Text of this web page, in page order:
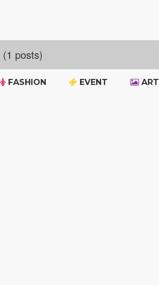
(1 posts)
FASHION EVENT ART